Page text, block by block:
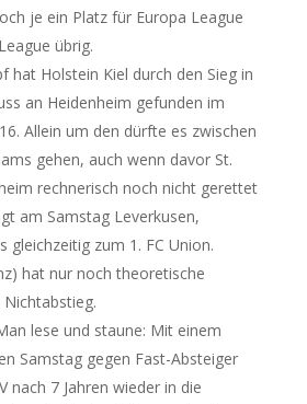
je ein Platz für Europa League
übrig.
hat Holstein Kiel durch den Sieg in
an Heidenheim gefunden im
Allein um den dürfte es zwischen
gehen, auch wenn davor St.
rechnerisch noch nicht gerettet
am Samstag Leverkusen,
gleichzeitig zum 1. FC Union.
hat nur noch theoretische
lese und staune: Mit einem
Samstag gegen Fast-Absteiger
nach 7 Jahren wieder in die